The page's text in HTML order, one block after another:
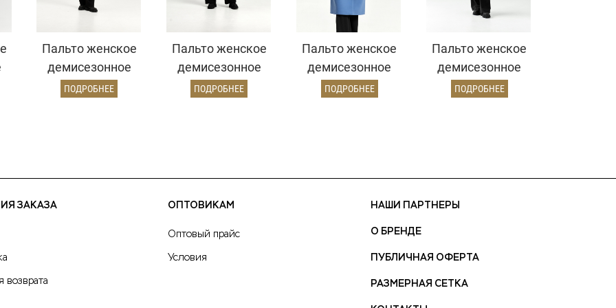
Пальто женское
демисезонное
22970 (золото)
ПОДРОБНЕЕ
Пальто женское
демисезонное
26820 (кэмел
ПОДРОБНЕЕ
Пальто женское
демисезонное
25775 (серо-
ПОДРОБНЕЕ
Пальто женское
демисезонное
26860 (электрик)
ПОДРОБНЕЕ
ЗАКАЗА
возврата
ОПТОВИКАМ
Оптовый прайс
Условия
НАШИ ПАРТНЕРЫ
О БРЕНДЕ
ПУБЛИЧНАЯ ОФЕРТА
РАЗМЕРНАЯ СЕТКА